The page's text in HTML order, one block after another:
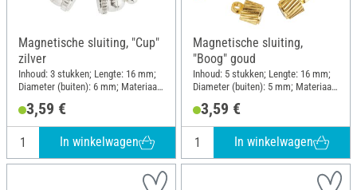
Magnetische sluiting, "Cup"
zilver
Inhoud: 3 stukken; Lengte: 16 mm;
Diameter (buiten): 6 mm; Materiaal:
3,59 €
In winkelwagen
Magnetische sluiting,
"Boog" goud
Inhoud: 5 stukken; Lengte: 16 mm;
Diameter (buiten): 5 mm; Materiaal:
3,59 €
In winkelwagen